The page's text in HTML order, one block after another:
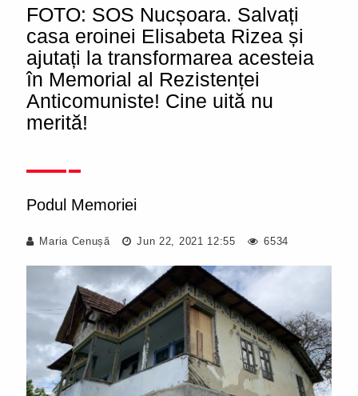
FOTO: SOS Nucșoara. Salvați
casa eroinei Elisabeta Rizea și
ajutați la transformarea acesteia
în Memorial al Rezistenței
Anticomuniste! Cine uită nu
merită!
Podul Memoriei
Maria Cenușă Jun 22, 2021 12:55 6534